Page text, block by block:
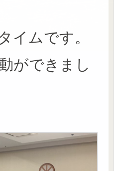
イムです。
ができまし